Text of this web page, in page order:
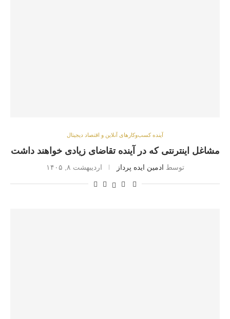
آینده کسب‌وکارهای آنلاین و اقتصاد دیجیتال
مشاغل اینترنتی که در آینده تقاضای زیادی خواهند داشت
توسط ادمین ایده پرداز اردیبهشت ۸, ۱۴۰۵